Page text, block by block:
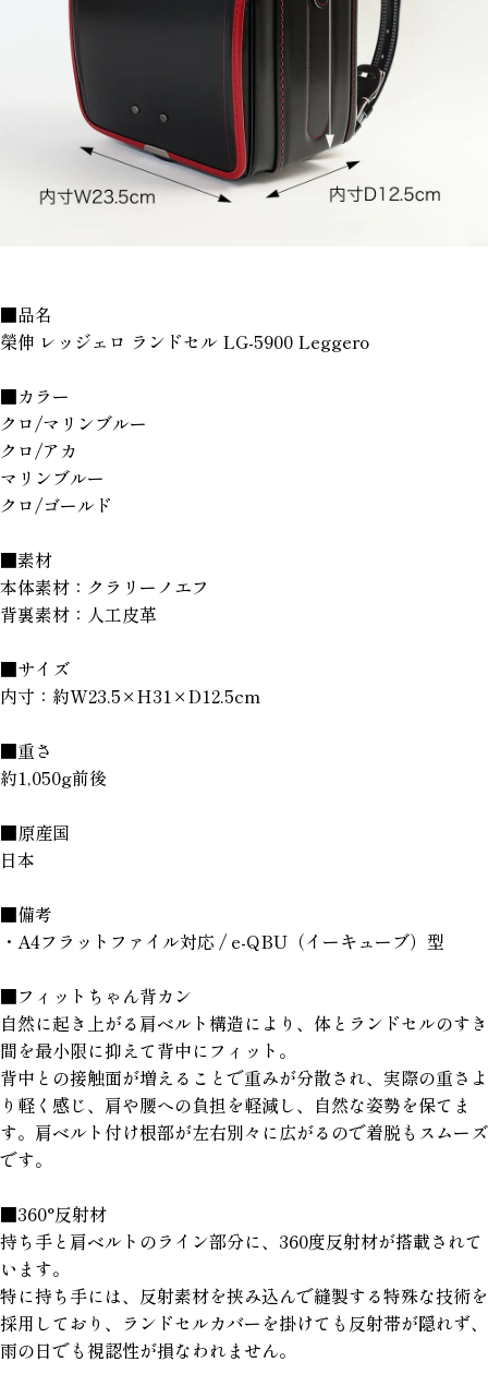
■品名
榮伸 レッジェロ ランドセル LG-5900 Leggero
■カラー
クロ/マリンブルー
クロ/アカ
マリンブルー
クロ/ゴールド
■素材
本体素材：クラリーノエフ
背裏素材：人工皮革
■サイズ
内寸：約W23.5×H31×D12.5cm
■重さ
約1,050g前後
■原産国
日本
■備考
・A4フラットファイル対応 / e-QBU（イーキューブ）型
■フィットちゃん背カン
自然に起き上がる肩ベルト構造により、体とランドセルのすき
間を最小限に抑えて背中にフィット。
背中との接触面が増えることで重みが分散され、実際の重さよ
り軽く感じ、肩や腰への負担を軽減し、自然な姿勢を保てま
す。肩ベルト付け根部が左右別々に広がるので着脱もスムーズ
です。
■360°反射材
持ち手と肩ベルトのライン部分に、360度反射材が搭載されて
います。
特に持ち手には、反射素材を挟み込んで縫製する特殊な技術を
採用しており、ランドセルカバーを掛けても反射帯が隠れず、
雨の日でも視認性が損なわれません。